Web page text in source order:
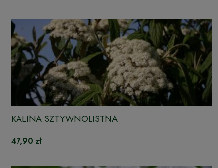
KALINA SZTYWNOLISTNA
47,90 zł